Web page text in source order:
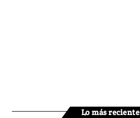
Lo más reciente